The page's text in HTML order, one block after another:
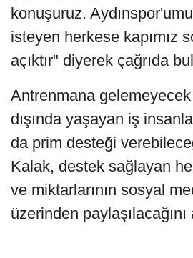
konuşuruz.
isteyen herkese kapımız
açıktır" diyerek çağrıda
Antrenmana
dışında yaşayan iş
da prim desteği
Kalak, destek sağlayan
ve miktarlarının sosyal
üzerinden paylaşılacağını